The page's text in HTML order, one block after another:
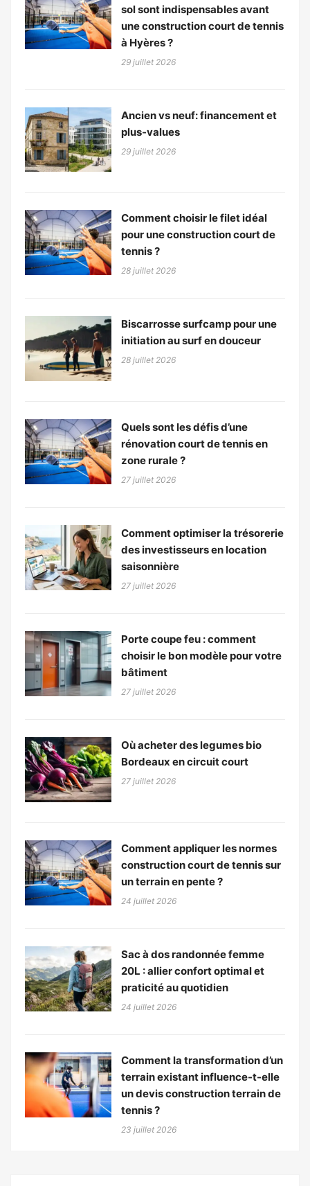
sol sont indispensables avant
une construction court de tennis
à Hyères ?
29 juillet 2026
Ancien vs neuf: financement et
plus-values
29 juillet 2026
Comment choisir le filet idéal
pour une construction court de
tennis ?
28 juillet 2026
Biscarrosse surfcamp pour une
initiation au surf en douceur
28 juillet 2026
Quels sont les défis d’une
rénovation court de tennis en
zone rurale ?
27 juillet 2026
Comment optimiser la trésorerie
des investisseurs en location
saisonnière
27 juillet 2026
Porte coupe feu : comment
choisir le bon modèle pour votre
bâtiment
27 juillet 2026
Où acheter des legumes bio
Bordeaux en circuit court
27 juillet 2026
Comment appliquer les normes
construction court de tennis sur
un terrain en pente ?
24 juillet 2026
Sac à dos randonnée femme
20L : allier confort optimal et
praticité au quotidien
24 juillet 2026
Comment la transformation d’un
terrain existant influence-t-elle
un devis construction terrain de
tennis ?
23 juillet 2026